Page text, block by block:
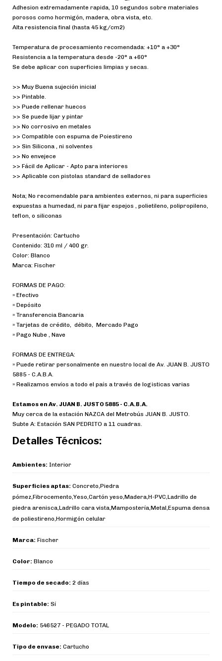
Adhesion extremadamente rapida, 10 segundos sobre materiales
porosos como hormigón, madera, obra vista, etc.
Alta resistencia final (hasta 45 kg/cm2)
Temperatura de procesamiento recomendada: +10° a +30°
Resistencia a la temperatura desde -20° a +60°
Se debe aplicar con superficies limpias y secas.
>> Muy Buena sujeción inicial
>> Pintable.
>> Puede rellenar huecos
>> Se puede lijar y pintar
>> No corrosivo en metales
>> Compatible con espuma de Poiestireno
>> Sin Silicona , ni solventes
>> No envejece
>> Fácil de Aplicar - Apto para interiores
>> Aplicable con pistolas standard de selladores
Nota; No recomendable para ambientes externos, ni para superficies
expuestas a humedad, ni para fijar espejos , polietileno, polipropileno,
teflon, o siliconas
Presentación: Cartucho
Contenido: 310 ml / 400 gr.
Color: Blanco
Marca: Fischer
FORMAS DE PAGO:
» Efectivo
» Depósito
» Transferencia Bancaria
» Tarjetas de crédito, débito, Mercado Pago
» Pago Nube , Nave
FORMAS DE ENTREGA:
» Puede retirar personalmente en nuestro local de Av. JUAN B. JUSTO
5885 - C.A.B.A.
» Realizamos envíos a todo el país a través de logisticas varias
Estamos en Av. JUAN B. JUSTO 5885 - C.A.B.A.
Muy cerca de la estación NAZCA del Metrobús JUAN B. JUSTO.
Subte A: Estación SAN PEDRITO a 11 cuadras.
Detalles Técnicos:
Ambientes: Interior
Superficies aptas: Concreto,Piedra
pómez,Fibrocemento,Yeso,Cartón yeso,Madera,H-PVC,Ladrillo de
piedra arenisca,Ladrillo cara vista,Mampostería,Metal,Espuma densa
de poliestireno,Hormigón celular
Marca: Fischer
Color: Blanco
Tiempo de secado: 2 días
Es pintable: Sí
Modelo: 546527 - PEGADO TOTAL
Tipo de envase: Cartucho